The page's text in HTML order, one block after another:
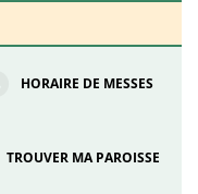
HORAIRE DE MESSES
TROUVER MA PAROISSE